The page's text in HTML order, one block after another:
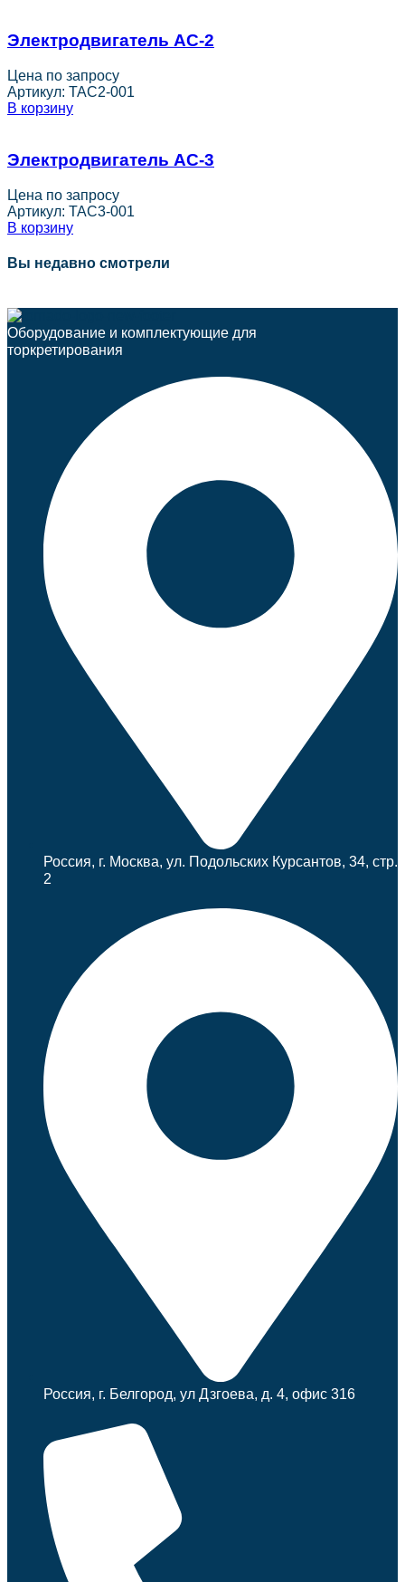
Электродвигатель АС-2
Цена по запросу
Артикул: TAC2-001
В корзину
Электродвигатель АС-3
Цена по запросу
Артикул: TAC3-001
В корзину
Вы недавно смотрели
Оборудование и комплектующие для
торкретирования
Россия, г. Москва, ул. Подольских Курсантов, 34, стр.
2
Россия, г. Белгород, ул Дзгоева, д. 4, офис 316